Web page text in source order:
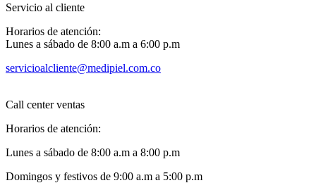
Servicio al cliente
Horarios de atención:
Lunes a sábado de 8:00 a.m a 6:00 p.m
servicioalcliente@medipiel.com.co
Call center ventas
Horarios de atención:
Lunes a sábado de 8:00 a.m a 8:00 p.m
Domingos y festivos de 9:00 a.m a 5:00 p.m